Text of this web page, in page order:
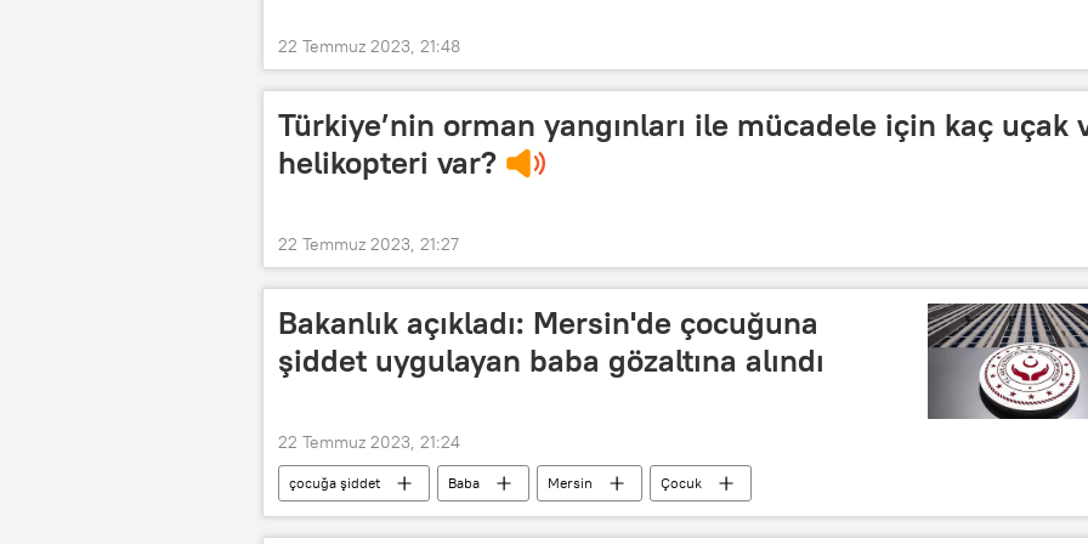
22 Temmuz 2023, 21:48
Türkiye’nin orman yangınları ile mücadele için kaç uçak
helikopteri var?
22 Temmuz 2023, 21:27
Bakanlık açıkladı: Mersin'de çocuğuna
şiddet uygulayan baba gözaltına alındı
22 Temmuz 2023, 21:24
çocuğa şiddet Baba Mersin
Çocuk
Aile ve Sosyal Hizmetler Bakanlığı
TÜRKİYE